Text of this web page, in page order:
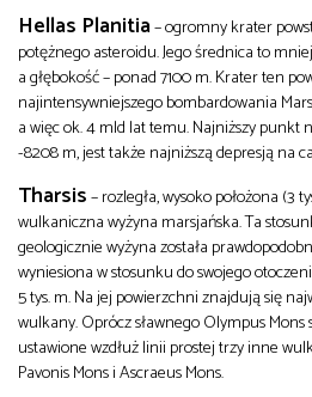
Hellas Planitia– ogromny krater
potężnego asteroidu. Jego średnica to
a głębokość – ponad 7100 m. Krater ten
najintensywniejszego bombardowania
a więc ok. 4 mld lat temu. Najniższy punkt
-8208 m, jest także najniższą depresją na
Tharsis– rozległa, wysoko położona (3
wulkaniczna wyżyna marsjańska. Ta
geologicznie wyżyna została
wyniesiona w stosunku do swojego
5 tys. m. Na jej powierzchni znajdują się
wulkany. Oprócz sławnego Olympus Mons
ustawione wzdłuż linii prostej trzy inne
Pavonis Mons i Ascraeus Mons.